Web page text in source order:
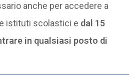
anche per accedere a
istituti scolastici e dal 15
in qualsiasi posto di